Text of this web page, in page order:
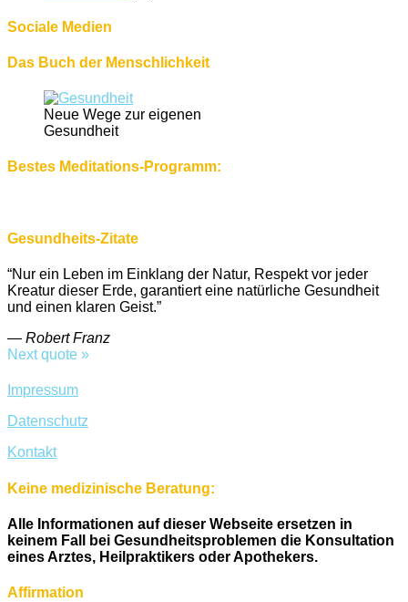
Sociale Medien
Das Buch der Menschlichkeit
Neue Wege zur eigenen
Gesundheit
Bestes Meditations-Programm:
Gesundheits-Zitate
“Nur ein Leben im Einklang der Natur, Respekt vor jeder
Kreatur dieser Erde, garantiert eine natürliche Gesundheit
und einen klaren Geist.”
— Robert Franz
Next quote »
Impressum
Datenschutz
Kontakt
Keine medizinische Beratung:
Alle Informationen auf dieser Webseite ersetzen in
keinem Fall bei Gesundheitsproblemen die Konsultation
eines Arztes, Heilpraktikers oder Apothekers.
Affirmation